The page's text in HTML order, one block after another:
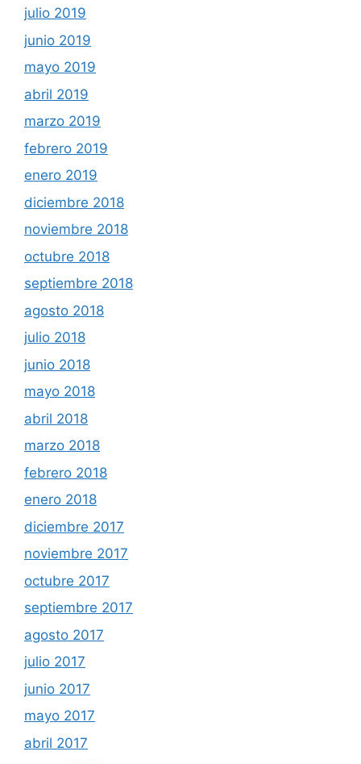
julio 2019
junio 2019
mayo 2019
abril 2019
marzo 2019
febrero 2019
enero 2019
diciembre 2018
noviembre 2018
octubre 2018
septiembre 2018
agosto 2018
julio 2018
junio 2018
mayo 2018
abril 2018
marzo 2018
febrero 2018
enero 2018
diciembre 2017
noviembre 2017
octubre 2017
septiembre 2017
agosto 2017
julio 2017
junio 2017
mayo 2017
abril 2017